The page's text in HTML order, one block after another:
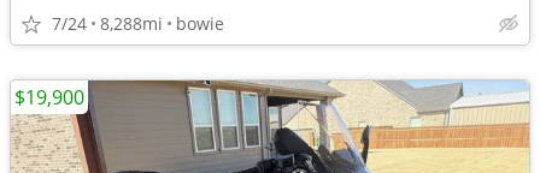
7/24 8,288mi bowie
$19,900